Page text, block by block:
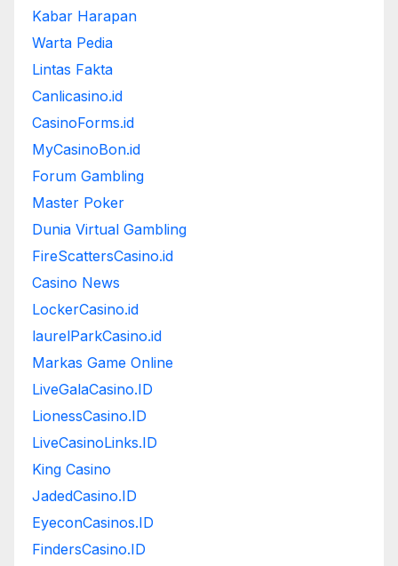
Kabar Harapan
Warta Pedia
Lintas Fakta
Canlicasino.id
CasinoForms.id
MyCasinoBon.id
Forum Gambling
Master Poker
Dunia Virtual Gambling
FireScattersCasino.id
Casino News
LockerCasino.id
laurelParkCasino.id
Markas Game Online
LiveGalaCasino.ID
LionessCasino.ID
LiveCasinoLinks.ID
King Casino
JadedCasino.ID
EyeconCasinos.ID
FindersCasino.ID